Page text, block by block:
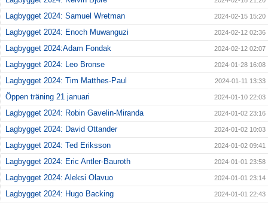
Lagbygget 2024: Samuel Wretman 2024-02-15 15:20
Lagbygget 2024: Enoch Muwanguzi 2024-02-12 02:36
Lagbygget 2024:Adam Fondak 2024-02-12 02:07
Lagbygget 2024: Leo Bronse 2024-01-28 16:08
Lagbygget 2024: Tim Matthes-Paul 2024-01-11 13:33
Öppen träning 21 januari 2024-01-10 22:03
Lagbygget 2024: Robin Gavelin-Miranda 2024-01-02 23:16
Lagbygget 2024: David Ottander 2024-01-02 10:03
Lagbygget 2024: Ted Eriksson 2024-01-02 09:41
Lagbygget 2024: Eric Antler-Bauroth 2024-01-01 23:58
Lagbygget 2024: Aleksi Olavuo 2024-01-01 23:14
Lagbygget 2024: Hugo Backing 2024-01-01 22:43